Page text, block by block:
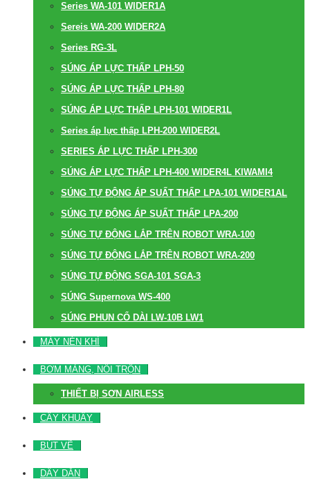
Series WA-101 WIDER1A
Sereis WA-200 WIDER2A
Series RG-3L
SÚNG ÁP LỰC THẤP LPH-50
SÚNG ÁP LỰC THẤP LPH-80
SÚNG ÁP LỰC THẤP LPH-101 WIDER1L
Series áp lực thấp LPH-200 WIDER2L
SERIES ÁP LỰC THẤP LPH-300
SÚNG ÁP LỰC THẤP LPH-400 WIDER4L KIWAMI4
SÚNG TỰ ĐỘNG ÁP SUẤT THẤP LPA-101 WIDER1AL
SÚNG TỰ ĐỘNG ÁP SUẤT THẤP LPA-200
SÚNG TỰ ĐỘNG LẮP TRÊN ROBOT WRA-100
SÚNG TỰ ĐỘNG LẮP TRÊN ROBOT WRA-200
SÚNG TỰ ĐỘNG SGA-101 SGA-3
SÚNG Supernova WS-400
SÚNG PHUN CỔ DÀI LW-10B LW1
MÁY NÉN KHÍ
BƠM MÀNG, NỒI TRỘN
THIẾT BỊ SƠN AIRLESS
CÂY KHUẤY
BÚT VẼ
DÂY DẪN